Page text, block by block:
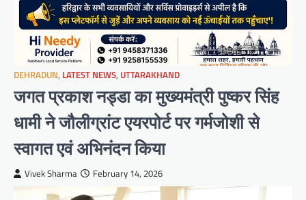
DEHRADUN, LATEST NEWS, UTTARAKHAND
जगत प्रकाश नड्डा का मुख्यमंत्री पुष्कर सिंह
धामी ने जौलीग्रांट एयरपोर्ट पर गर्मजोशी से
स्वागत एवं अभिनंदन किया
Vivek Sharma February 14, 2026